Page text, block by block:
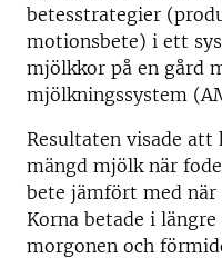
betesstrategier
motionsbete) i ett
mjölkkor på en gård
mjölkningssystem
Resultaten visade att
mängd mjölk när
bete jämfört med
Korna betade i
morgonen och